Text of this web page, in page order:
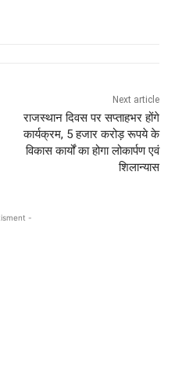
Next article
राजस्थान दिवस पर सप्ताहभर होंगे
कार्यक्रम, 5 हजार करोड़ रूपये के
विकास कार्यों का होगा लोकार्पण एवं
शिलान्यास
-